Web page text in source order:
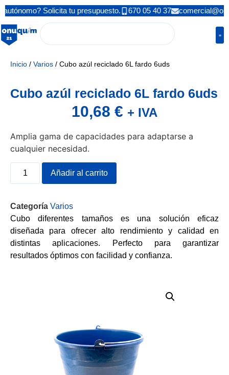
Solicita tu presupuesto. 670 05 40 37
Inicio / Varios / Cubo azúl reciclado 6L fardo 6uds
Cubo azúl reciclado 6L fardo 6uds
10,68 € + IVA
Amplia gama de capacidades para adaptarse a
cualquier necesidad.
Añadir al carrito
Categoría Varios
Cubo diferentes tamaños es una solución eficaz
diseñada para ofrecer alto rendimiento y calidad en
distintas aplicaciones. Perfecto para garantizar
resultados óptimos con facilidad y confianza.